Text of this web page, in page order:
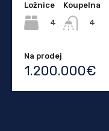
Ložnice
4
Koupelna
4
Na prodej
1.200.000€